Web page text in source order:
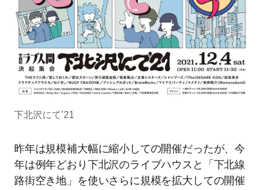
下北沢にて’21
昨年は規模補大幅に縮小しての開催だったが、今
年は例年どおり下北沢のライブハウスと「下北線
路街空き地」を使いさらに規模を拡大しての開催